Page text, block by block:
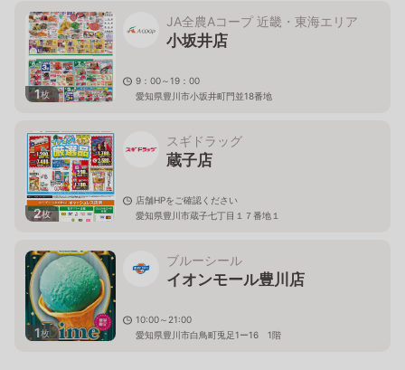
1枚
JA全農Aコープ 近畿・東海エリア
小坂井店
9：00～19：00
愛知県豊川市小坂井町門並18番地
2枚
スギドラッグ
蔵子店
店舗HPをご確認ください
愛知県豊川市蔵子七丁目１７番地１
1枚
ブルーシール
イオンモール豊川店
10:00～21:00
愛知県豊川市白鳥町兎足1ー16 1階